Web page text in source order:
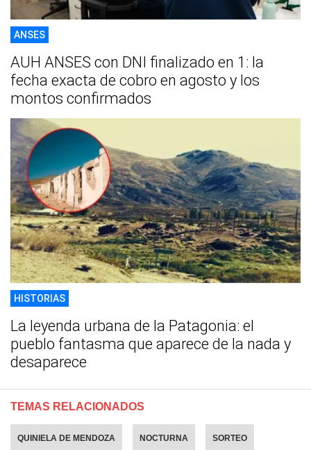
ANSES
AUH ANSES con DNI finalizado en 1: la
fecha exacta de cobro en agosto y los
montos confirmados
HISTORIAS
La leyenda urbana de la Patagonia: el
pueblo fantasma que aparece de la nada y
desaparece
TEMAS RELACIONADOS
QUINIELA DE MENDOZA NOCTURNA SORTEO